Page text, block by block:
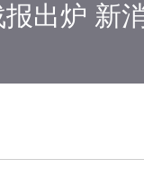
出炉 新